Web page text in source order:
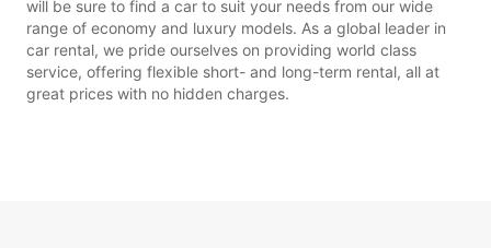
will be sure to find a car to suit your needs from our wide
range of economy and luxury models. As a global leader in
car rental, we pride ourselves on providing world class
service, offering flexible short- and long-term rental, all at
great prices with no hidden charges.